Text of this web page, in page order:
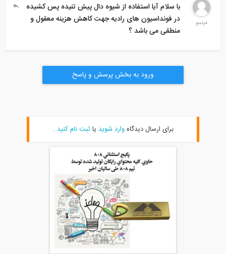
4پاسخ
با سلام آیا استفاده از شیوه دال پیش تنیده پس کشیده
در فونداسیون های رادیه جهت کاهش هزینه معقول و
منطقی می باشد ؟
ورود به بخش پرسش و پاسخ
برای ارسال دیدگاهوارد شویدیاثبت نام کنید.